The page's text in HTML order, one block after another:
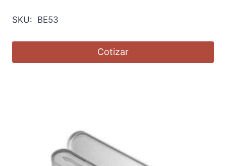
SKU: BE53
Cotizar